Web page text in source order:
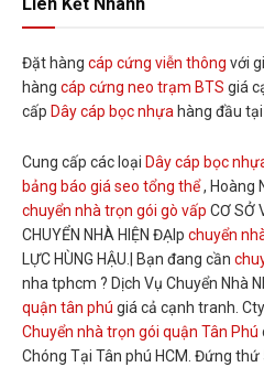
Đặt hàng cáp cứng viễn thông với
hàng cáp cứng neo trạm BTS giá
cấp Dây cáp bọc nhựa hàng đầu
Cung cấp các loại Dây cáp bọc
bảng báo giá seo tổng thể, Hoàng
chuyển nhà trọn gói gò vấp CƠ SỞ
CHUYỂN NHÀ HIỆN ĐẠIp chuyển
LỰC HÙNG HẬU.| Bạn đang cần
nha tphcm ? Dịch Vụ Chuyển Nhà
quận tân phú giá cả cạnh tranh.
Chuyển nhà trọn gói quận Tân Phú
Chóng Tại Tân phú HCM. Đứng